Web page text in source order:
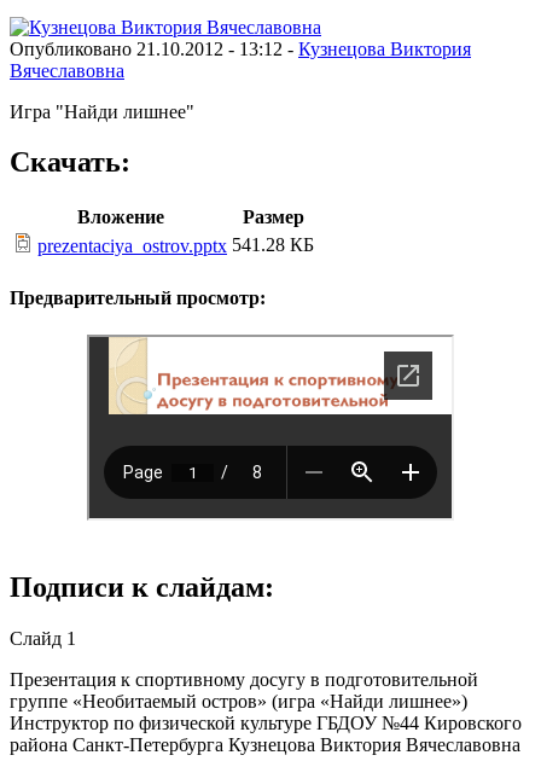
Опубликовано 21.10.2012 - 13:12 - Кузнецова Виктория
Вячеславовна
Игра "Найди лишнее"
Скачать:
Вложение
Размер
prezentaciya_ostrov.pptx 541.28 КБ
Предварительный просмотр:
Подписи к слайдам:
Слайд 1
Презентация к спортивному досугу в подготовительной
группе «Необитаемый остров» (игра «Найди лишнее»)
Инструктор по физической культуре ГБДОУ №44 Кировского
района Санкт-Петербурга Кузнецова Виктория Вячеславовна